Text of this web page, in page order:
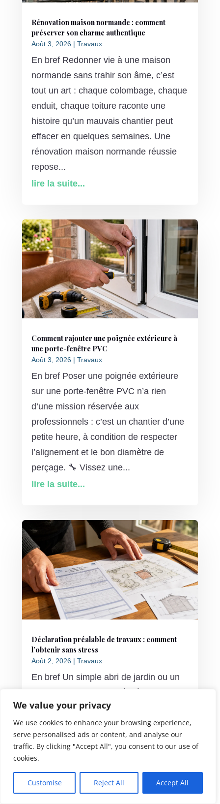
We value your privacy
We use cookies to enhance your browsing experience,
serve personalised ads or content, and analyse our
traffic. By clicking "Accept All", you consent to our use of
cookies.
Customise Reject All Accept All
Rénovation maison normande : comment
préserver son charme authentique
Août 3, 2026 | Travaux
En bref Redonner vie à une maison
normande sans trahir son âme, c’est
tout un art : chaque colombage, chaque
enduit, chaque toiture raconte une
histoire qu’un mauvais chantier peut
effacer en quelques semaines. Une
rénovation maison normande réussie
repose...
lire la suite...
Comment rajouter une poignée extérieure à
une porte-fenêtre PVC
Août 3, 2026 | Travaux
En bref Poser une poignée extérieure
sur une porte-fenêtre PVC n’a rien
d’une mission réservée aux
professionnels : c’est un chantier d’une
petite heure, à condition de respecter
l’alignement et le bon diamètre de
perçage. 🔧 Vissez une...
lire la suite...
Déclaration préalable de travaux : comment
l’obtenir sans stress
Août 2, 2026 | Travaux
En bref Un simple abri de jardin ou un
une obligation légale : mieux vaut le
savoir avant de planter le premier clou.
Voici l'essentiel à retenir sur la
déclaration préalable de travaux avant
lire la suite...